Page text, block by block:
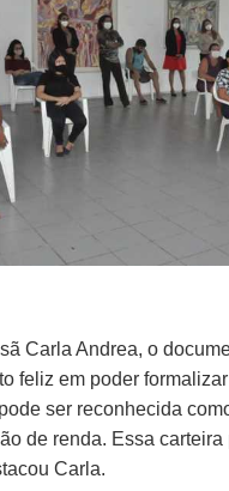
Carla Andrea, o
feliz em poder
ser reconhecida
de renda. Essa
Carla.